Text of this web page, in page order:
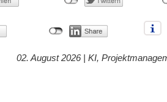
02. August 2026 | KI,